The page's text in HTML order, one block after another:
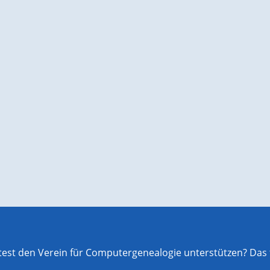
den Verein für Computergenealogie unterstützen?